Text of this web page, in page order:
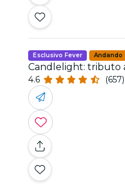
Esclusivo Fever Andando
Candlelight: tributo
4.6 (657)